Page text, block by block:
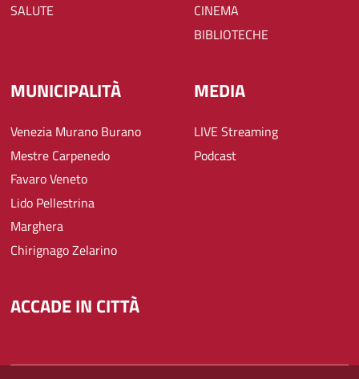
SALUTE
CINEMA
BIBLIOTECHE
MUNICIPALITÀ
Venezia Murano Burano
Mestre Carpenedo
Favaro Veneto
Lido Pellestrina
Marghera
Chirignago Zelarino
MEDIA
LIVE Streaming
Podcast
ACCADE IN CITTÀ